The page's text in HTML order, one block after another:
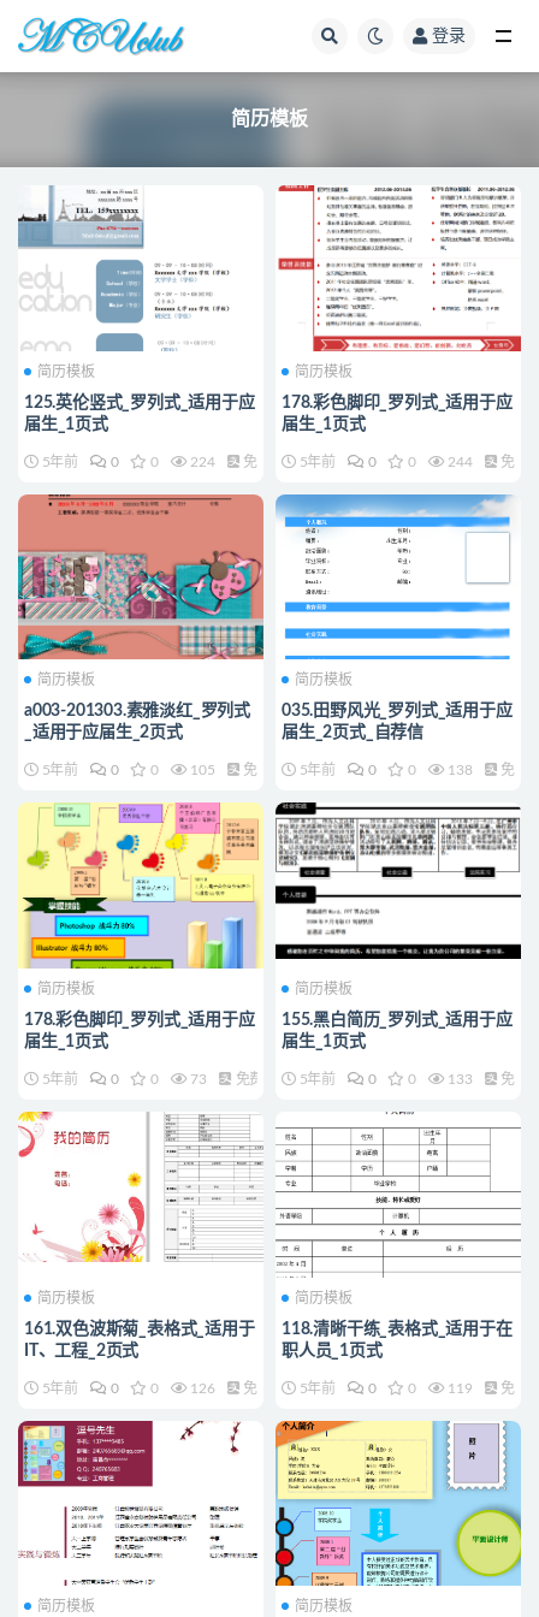
登录
简历模板
简历模板
125.英伦竖式_罗列式_适用于应
届生_1页式
5年前 0 0 224 免费
简历模板
178.彩色脚印_罗列式_适用于应
届生_1页式
5年前 0 0 244 免费
简历模板
a003-201303.素雅淡红_罗列式
_适用于应届生_2页式
5年前 0 0 105 免费
简历模板
035.田野风光_罗列式_适用于应
届生_2页式_自荐信
5年前 0 0 138 免费
简历模板
178.彩色脚印_罗列式_适用于应
届生_1页式
5年前 0 0 73 免费
简历模板
155.黑白简历_罗列式_适用于应
届生_1页式
5年前 0 0 133 免费
简历模板
161.双色波斯菊_表格式_适用于
IT、工程_2页式
5年前 0 0 126 免费
简历模板
118.清晰干练_表格式_适用于在
职人员_1页式
5年前 0 0 119 免费
简历模板 简历模板